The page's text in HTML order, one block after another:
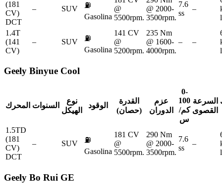
(181
CV)
DCT
– SUV
⛽
Gasolina
@
5500rpm.
@ 2000-
3500rpm.
7.6
ss
–
1.4T
(141
CV)
– SUV
⛽
Gasolina
141 CV
@
5200rpm.
235 Nm
@ 1600-
4000rpm.
– –
Geely Binyue Cool
المحرك السنوات
نوع
الهيكل
الوقود
القدرة
(حصان)
عزم
الدوران
0-
100
كم/
س
السرعة
القصوى
1.5TD
(181
CV)
DCT
– SUV
⛽
Gasolina
181 CV
@
5500rpm.
290 Nm
@ 2000-
3500rpm.
7.6
ss
–
Geely Bo Rui GE